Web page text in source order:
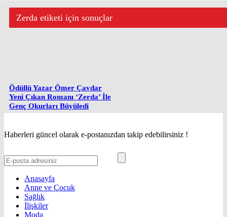
Zerda etiketi için sonuçlar
Ödüllü Yazar Ömer Çavdar
Yeni Çıkan Romanı ‘Zerda’ İle
Genç Okurları Büyüledi
Haberleri güncel olarak e-postanızdan takip edebilirsiniz !
Anasayfa
Anne ve Çocuk
Sağlık
İlişkiler
Moda